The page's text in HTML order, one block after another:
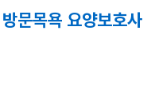
문목욕 요양보호사